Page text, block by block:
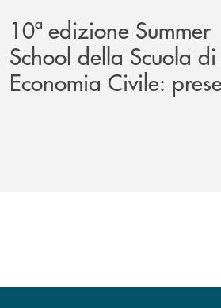
10ª edizione Summer
School della Scuola di
Economia Civile:
anche la Banca Monte